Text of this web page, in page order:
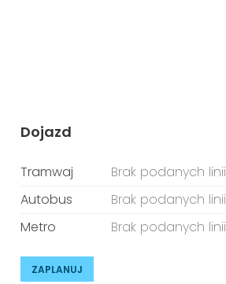
Dojazd
Tramwaj
Brak podanych linii
Autobus
Brak podanych linii
Metro
Brak podanych linii
ZAPLANUJ